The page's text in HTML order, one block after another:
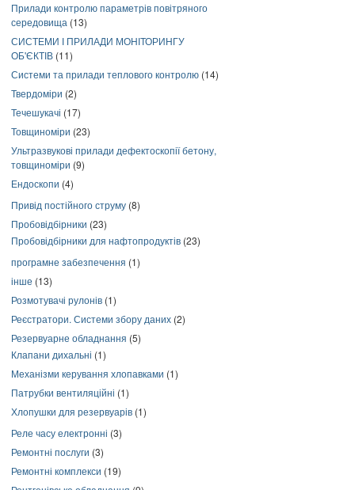
Прилади контролю параметрів повітряного
середовища (13)
СИСТЕМИ І ПРИЛАДИ МОНІТОРИНГУ
ОБ'ЄКТІВ (11)
Системи та прилади теплового контролю (14)
Твердоміри (2)
Течешукачі (17)
Товщиноміри (23)
Ультразвукові прилади дефектоскопії бетону,
товщиноміри (9)
Ендоскопи (4)
Привід постійного струму (8)
Пробовідбірники (23)
Пробовідбірники для нафтопродуктів (23)
програмне забезпечення (1)
інше (13)
Розмотувачі рулонів (1)
Реєстратори. Системи збору даних (2)
Резервуарне обладнання (5)
Клапани дихальні (1)
Механізми керування хлопавками (1)
Патрубки вентиляційні (1)
Хлопушки для резервуарів (1)
Реле часу електронні (3)
Ремонтні послуги (3)
Ремонтні комплекси (19)